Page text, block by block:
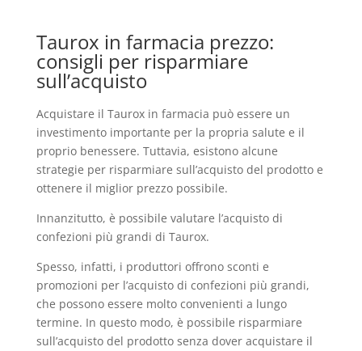
Taurox in farmacia prezzo:
consigli per risparmiare
sull’acquisto
Acquistare il Taurox in farmacia può essere un
investimento importante per la propria salute e il
proprio benessere. Tuttavia, esistono alcune
strategie per risparmiare sull’acquisto del prodotto e
ottenere il miglior prezzo possibile.
Innanzitutto, è possibile valutare l’acquisto di
confezioni più grandi di Taurox.
Spesso, infatti, i produttori offrono sconti e
promozioni per l’acquisto di confezioni più grandi,
che possono essere molto convenienti a lungo
termine. In questo modo, è possibile risparmiare
sull’acquisto del prodotto senza dover acquistare il